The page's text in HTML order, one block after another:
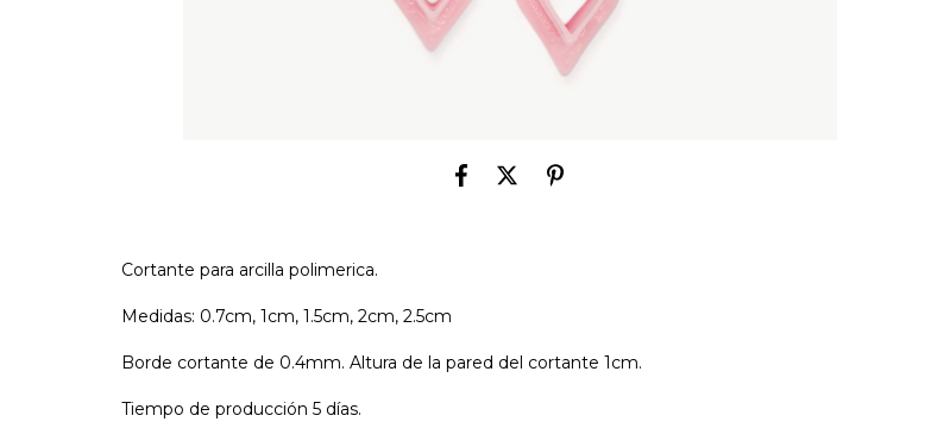
Cortante para arcilla polimerica.
Medidas: 0.7cm, 1cm, 1.5cm, 2cm, 2.5cm
Borde cortante de 0.4mm. Altura de la pared del cortante 1cm.
Tiempo de producción 5 días.